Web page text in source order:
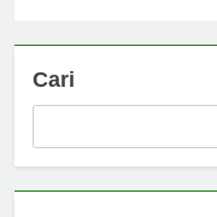
Cari